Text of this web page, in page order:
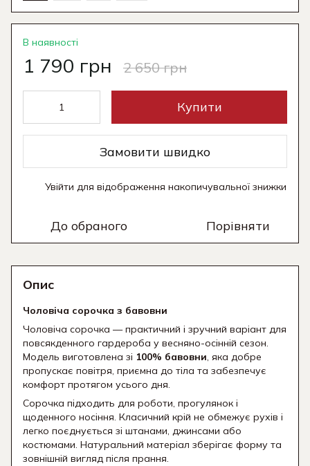
В наявності
1 790 грн 2 650 грн
Купити
Замовити швидко
Увійти для відображення накопичувальної знижки
До обраного Порівняти
Опис
Чоловіча сорочка з бавовни
Чоловіча сорочка — практичний і зручний варіант для
повсякденного гардероба у весняно-осінній сезон.
Модель виготовлена зі 100% бавовни, яка добре
пропускає повітря, приємна до тіла та забезпечує
комфорт протягом усього дня.
Сорочка підходить для роботи, прогулянок і
щоденного носіння. Класичний крій не обмежує рухів і
легко поєднується зі штанами, джинсами або
костюмами. Натуральний матеріал зберігає форму та
зовнішній вигляд після прання.